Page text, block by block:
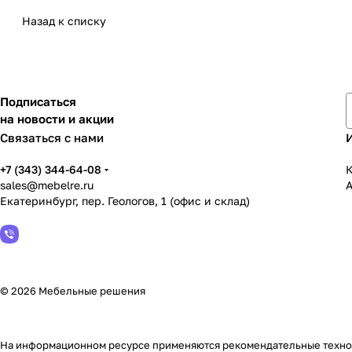
Назад к списку
Подписаться
на новости и акции
Связаться с нами
+7 (343) 344-64-08
sales@mebelre.ru
Екатеринбург, пер. Геологов, 1 (офис и склад)
© 2026 Мебельные решения
На информационном ресурсе применяются рекомендательные